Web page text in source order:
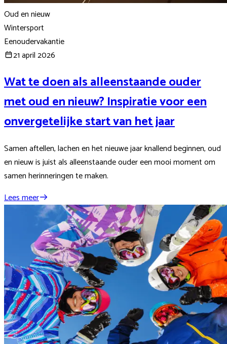
Oud en nieuw
Wintersport
Eenoudervakantie
21 april 2026
Wat te doen als alleenstaande ouder
met oud en nieuw? Inspiratie voor een
onvergetelijke start van het jaar
Samen aftellen, lachen en het nieuwe jaar knallend beginnen, oud
en nieuw is juist als alleenstaande ouder een mooi moment om
samen herinneringen te maken.
Lees meer